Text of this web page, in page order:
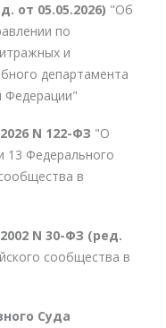
от 05.05.2026) "Об
по
и
департамента
Федерации"
N 122-ФЗ "О
13 Федерального
в
N 30-ФЗ (ред.
сообщества в
Суда